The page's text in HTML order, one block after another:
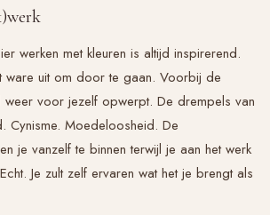
werken met kleuren is altijd inspirerend.
ware uit om door te gaan. Voorbij de
voor jezelf opwerpt. De drempels van
Cynisme. Moedeloosheid. De
je vanzelf te binnen terwijl je aan het werk
Je zult zelf ervaren wat het je brengt als